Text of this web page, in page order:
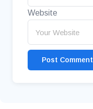
Website
Post Comment